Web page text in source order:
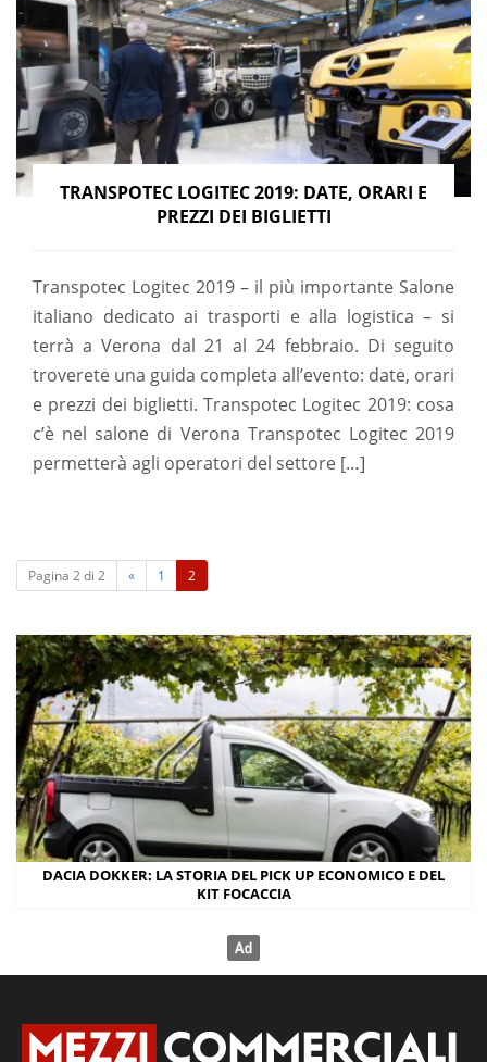
TRANSPOTEC LOGITEC 2019: DATE, ORARI E
PREZZI DEI BIGLIETTI
Transpotec Logitec 2019 – il più importante Salone
italiano dedicato ai trasporti e alla logistica – si
terrà a Verona dal 21 al 24 febbraio. Di seguito
troverete una guida completa all’evento: date, orari
e prezzi dei biglietti. Transpotec Logitec 2019: cosa
c’è nel salone di Verona Transpotec Logitec 2019
permetterà agli operatori del settore […]
Pagina 2 di 2 « 1 2
c
r
e
n
t
)
DACIA DOKKER: LA STORIA DEL PICK UP ECONOMICO E DEL
KIT FOCACCIA